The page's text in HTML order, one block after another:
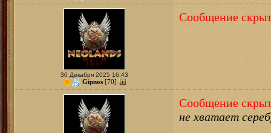
30 Декабря 2025 16:43
Gipnos [70]
Сообщение
Сообщение
не хватает